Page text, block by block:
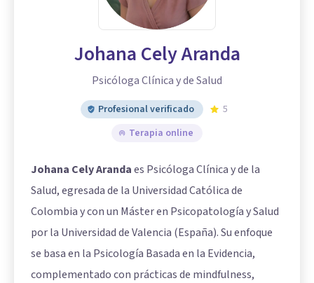
Johana Cely Aranda
Psicóloga Clínica y de Salud
Profesional verificado
5
Terapia online
Johana Cely Arandaes Psicóloga Clínica y de la
Salud, egresada de la Universidad Católica de
Colombia y con un Máster en Psicopatología y Salud
por la Universidad de Valencia (España). Su enfoque
se basa en la Psicología Basada en la Evidencia,
complementado con prácticas de mindfulness,